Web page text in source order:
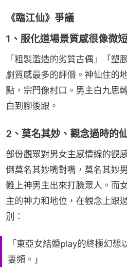
《臨江仙》爭議
1、服化道場景質感很像微
「粗製濫造的劣質古偶」「塑
劇質感最多的評價。神仙住的
點，宗門像村口。男主白九思
白到腳後跟。
2、莫名其妙、觀念過時的
部份觀眾對男女主感情線的觀
倒莫名其妙嘴對嘴，莫名其妙
難上神男主出來打臉眾人。而
主的神力和地位，在觀念上跟
別：
「東亞女結婚play的終極幻想
妻頻。」